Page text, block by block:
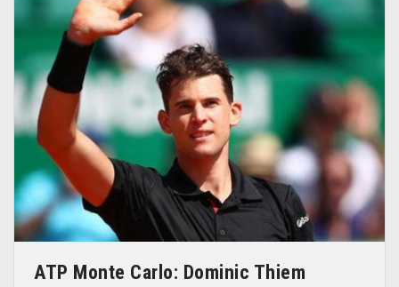
ATP Monte Carlo: Dominic Thiem